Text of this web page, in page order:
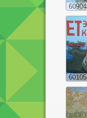
60904
60105